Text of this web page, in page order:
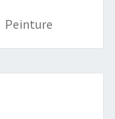
Peinture